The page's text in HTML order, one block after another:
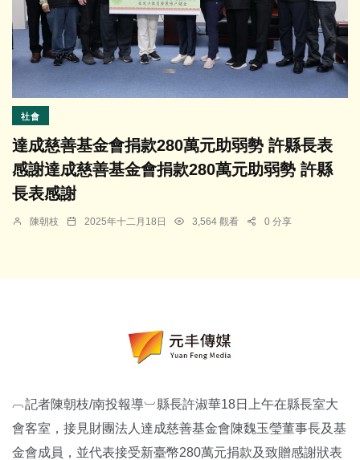
社會
達成慈善基金會捐款280萬元助弱勢 許縣長表
感謝達成慈善基金會捐款280萬元助弱勢 許縣
長表感謝
陳朝枝 2025年十二月18日 3,564 觀看 0 分享
︹記者陳朝枝/南投報導︺縣長許淑華18日上午在縣長室大
會客室，接見財團法人達成慈善基金會陳魏玉瑩董事長及基
金會成員，並代表接受新臺幣280萬元捐款及致贈感謝狀表